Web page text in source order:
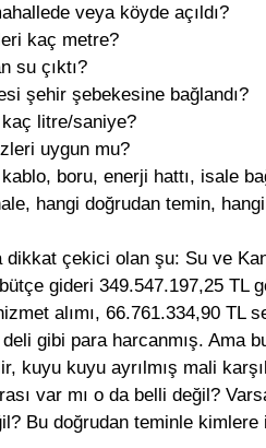
veya köyde açıldı?
kaç metre?
su çıktı?
şehir şebekesine bağlandı?
litre/saniye?
uygun mu?
boru, enerji hattı, isale
hangi doğrudan temin,
dikkat çekici olan şu: Su ve
gideri 349.547.197,25 TL
alımı, 66.761.334,90 TL
gibi para harcanmış. Ama
kuyu kuyu ayrılmış mali
var mı o da belli değil?
Bu doğrudan teminle kimlere